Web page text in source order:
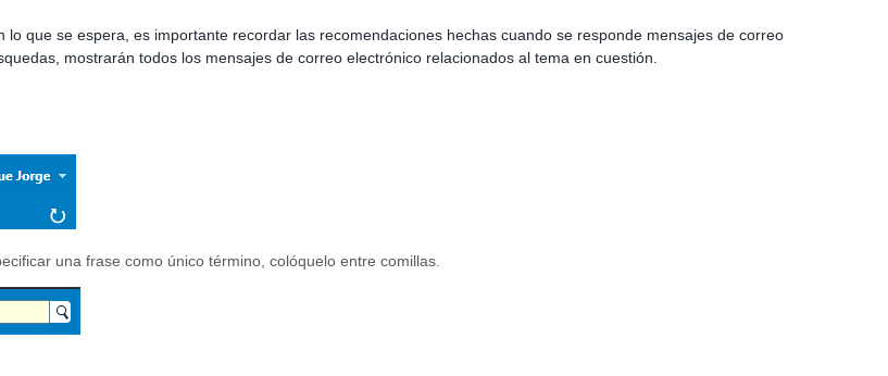
que se espera, es importante recordar las recomendaciones hechas cuando se responde mensajes de correo
mostrarán todos los mensajes de correo electrónico relacionados al tema en cuestión.
una frase como único término, colóquelo entre comillas.